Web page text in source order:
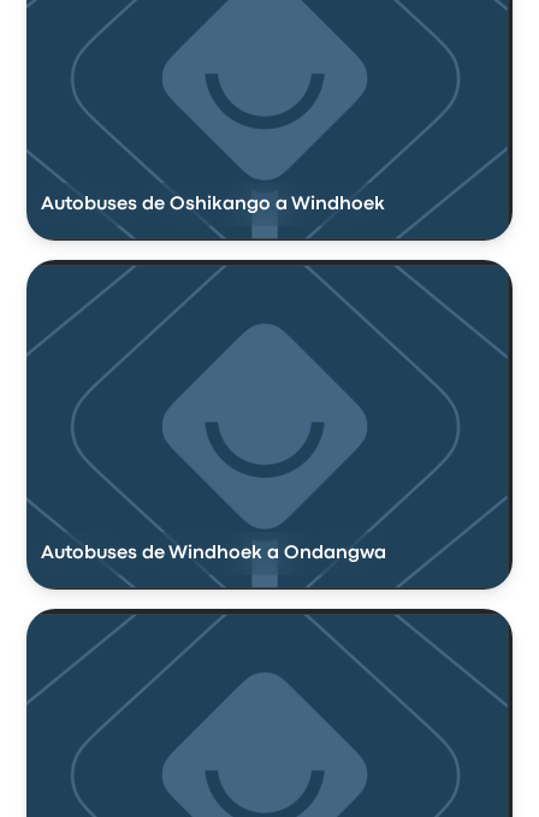
Autobuses de Oshikango a Windhoek
Autobuses de Windhoek a Ondangwa